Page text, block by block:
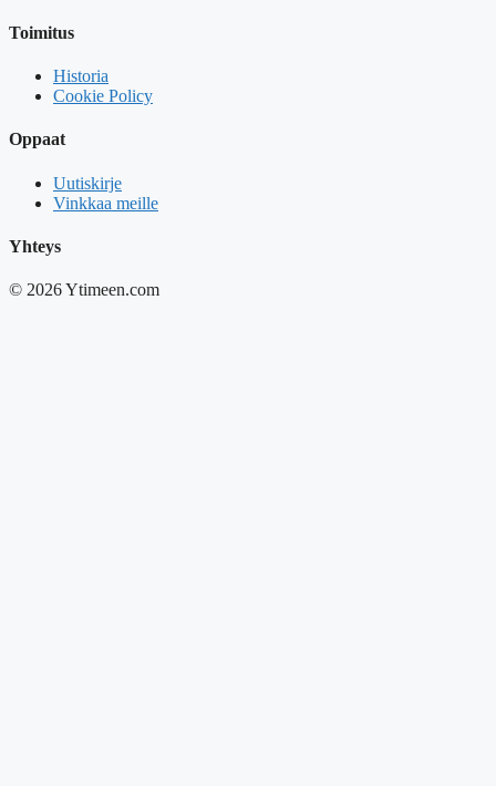
Toimitus
Historia
Cookie Policy
Oppaat
Uutiskirje
Vinkkaa meille
Yhteys
© 2026 Ytimeen.com